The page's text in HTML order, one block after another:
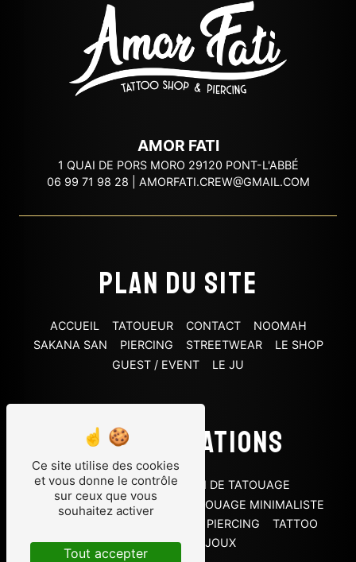
AMOR FATI
1 QUAI DE PORS MORO 29120 PONT-L'ABBÉ
06 99 71 98 28
AMORFATI.CREW@GMAIL.COM
Plan du site
ACCUEIL TATOUEUR CONTACT
NOOMAH
SAKANA SAN
PIERCING STREETWEAR
LE SHOP
GUEST / EVENT
LE JU
Nos prestations
PIERCING HÉLIX
SALON DE TATOUAGE
TATOUAGE OLD SCHOOL
TATOUAGE MINIMALISTE
PIERCING
TATTOO
TATOUEUR
BIJOUX
Ce site utilise des cookies
et vous donne le contrôle
sur ceux que vous
souhaitez activer
Tout accepter